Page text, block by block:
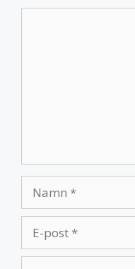
post